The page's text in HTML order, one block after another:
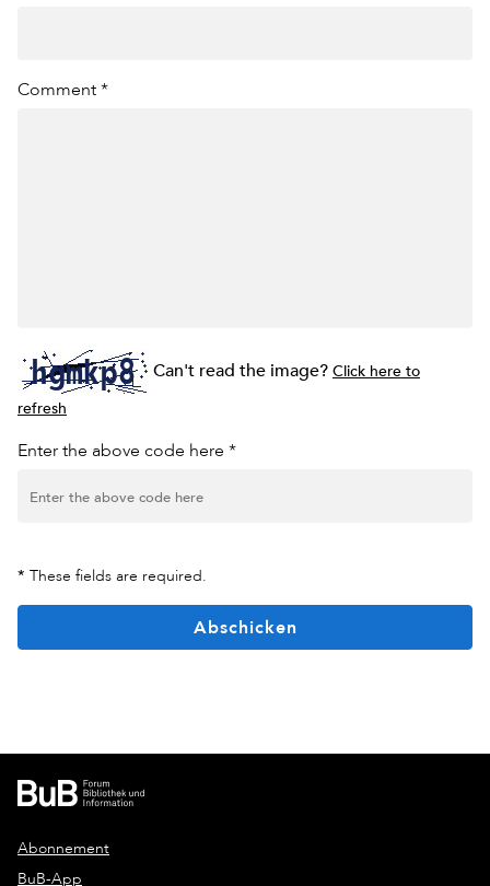
Comment *
Can't read the image?Click here to
refresh
Enter the above code here *
* These fields are required.
Abschicken
Abonnement
BuB-App